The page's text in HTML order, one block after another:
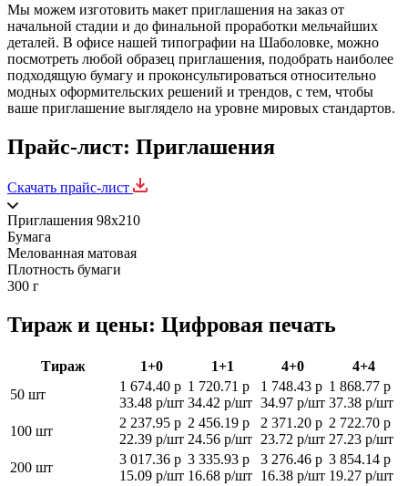
Мы можем изготовить макет приглашения на заказ от
начальной стадии и до финальной проработки мельчайших
деталей. В офисе нашей типографии на Шаболовке, можно
посмотреть любой образец приглашения, подобрать наиболее
подходящую бумагу и проконсультироваться относительно
модных оформительских решений и трендов, с тем, чтобы
ваше приглашение выглядело на уровне мировых стандартов.
Прайс-лист: Приглашения
Скачать прайс-лист
Приглашения 98x210
Бумага
Мелованная матовая
Плотность бумаги
300 г
Тираж и цены: Цифровая печать
Тираж 1+0 1+1 4+0
4+4
50 шт
1 674.40 р
33.48 р/шт
1 720.71 р
34.42 р/шт
1 748.43 р
34.97 р/шт
1 868.77 р
37.38 р/шт
100 шт
2 237.95 р
22.39 р/шт
2 456.19 р
24.56 р/шт
2 371.20 р
23.72 р/шт
2 722.70 р
27.23 р/шт
200 шт
3 017.36 р
15.09 р/шт
3 335.93 р
16.68 р/шт
3 276.46 р
16.38 р/шт
3 854.14 р
19.27 р/шт